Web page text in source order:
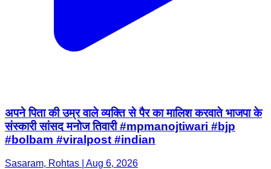
अपने पिता की उम्र वाले व्यक्ति से पैर का मालिश करवाते भाजपा के
संस्कारी सांसद मनोज तिवारी #mpmanojtiwari #bjp
#bolbam #viralpost #indian
Sasaram, Rohtas | Aug 6, 2026